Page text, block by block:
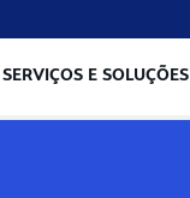
SERVIÇOS E SOLUÇÕES